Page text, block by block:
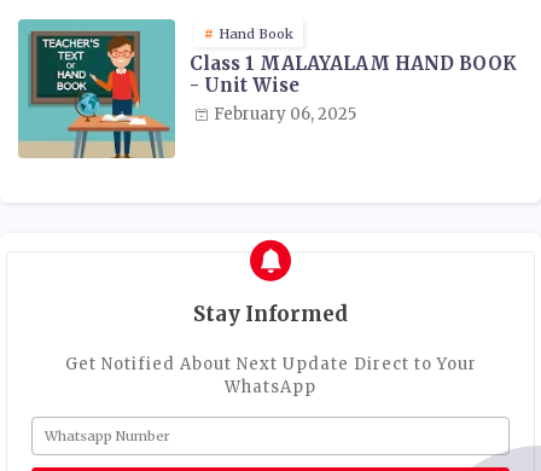
Hand Book
Class 1 MALAYALAM HAND BOOK
- Unit Wise
February 06, 2025
Stay Informed
Get Notified About Next Update Direct to Your
WhatsApp